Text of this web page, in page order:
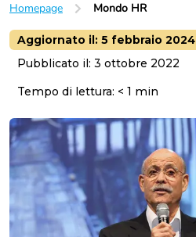
People
Company
Homepage Mondo HR
Aggiornato il: 5 febbraio 2024
Pubblicato il: 3 ottobre 2022
Tempo di lettura: < 1 min